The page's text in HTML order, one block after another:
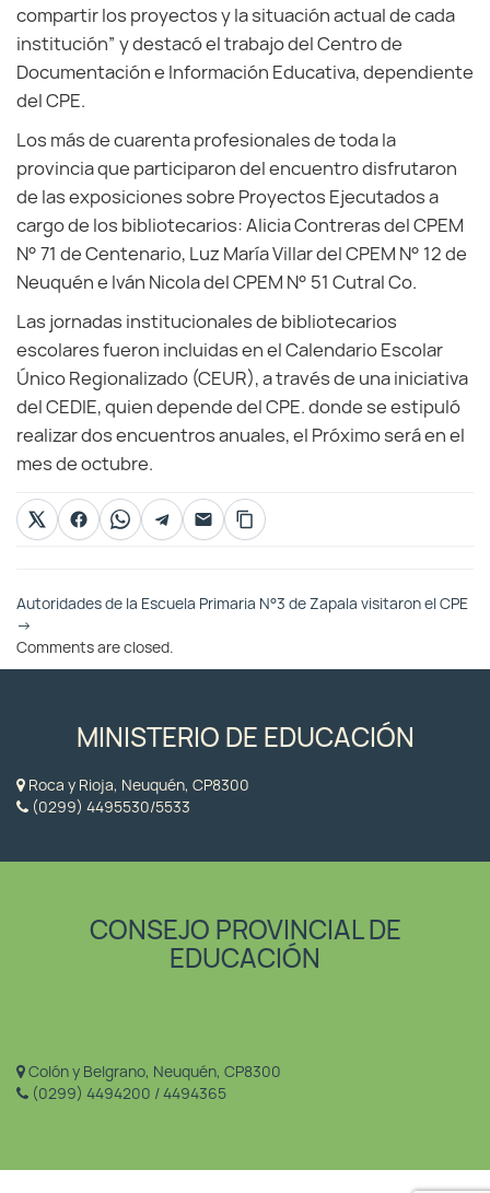
compartir los proyectos y la situación actual de cada
institución” y destacó el trabajo del Centro de
Documentación e Información Educativa, dependiente
del CPE.
Los más de cuarenta profesionales de toda la
provincia que participaron del encuentro disfrutaron
de las exposiciones sobre Proyectos Ejecutados a
cargo de los bibliotecarios: Alicia Contreras del CPEM
N° 71 de Centenario, Luz María Villar del CPEM N° 12 de
Neuquén e Iván Nicola del CPEM N° 51 Cutral Co.
Las jornadas institucionales de bibliotecarios
escolares fueron incluidas en el Calendario Escolar
Único Regionalizado (CEUR), a través de una iniciativa
del CEDIE, quien depende del CPE. donde se estipuló
realizar dos encuentros anuales, el Próximo será en el
mes de octubre.
Otras
Entradas
Autoridades de la Escuela Primaria N°3 de Zapala visitaron el CPE
→
Comments are closed.
MINISTERIO DE EDUCACIÓN
Roca y Rioja, Neuquén, CP8300
(0299) 4495530/5533
CONSEJO PROVINCIAL DE
EDUCACIÓN
Colón y Belgrano, Neuquén, CP8300
(0299) 4494200 / 4494365